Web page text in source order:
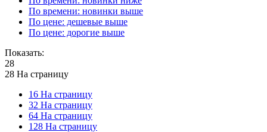
По времени: новинки выше
По цене: дешевые выше
По цене: дорогие выше
Показать:
28
28 На страницу
16 На страницу
32 На страницу
64 На страницу
128 На страницу